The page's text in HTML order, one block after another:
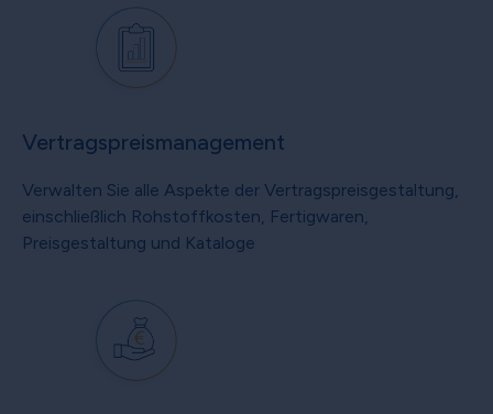
Vertragspreismanagement
Verwalten Sie alle Aspekte der Vertragspreisgestaltung,
einschließlich Rohstoffkosten, Fertigwaren,
Preisgestaltung und Kataloge